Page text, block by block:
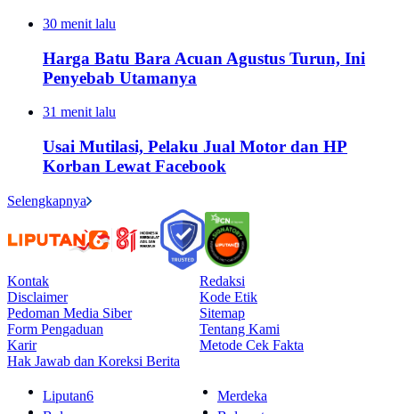
30 menit lalu
Harga Batu Bara Acuan Agustus Turun, Ini
Penyebab Utamanya
31 menit lalu
Usai Mutilasi, Pelaku Jual Motor dan HP
Korban Lewat Facebook
Selengkapnya
Kontak
Redaksi
Disclaimer
Kode Etik
Pedoman Media Siber
Sitemap
Form Pengaduan
Tentang Kami
Karir
Metode Cek Fakta
Hak Jawab dan Koreksi Berita
Liputan6
Merdeka